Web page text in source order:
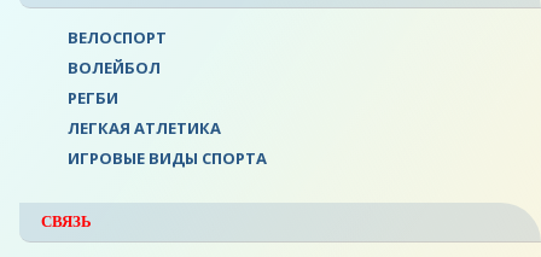
ВЕЛОСПОРТ
ВОЛЕЙБОЛ
РЕГБИ
ЛЕГКАЯ АТЛЕТИКА
ИГРОВЫЕ ВИДЫ СПОРТА
СВЯЗЬ